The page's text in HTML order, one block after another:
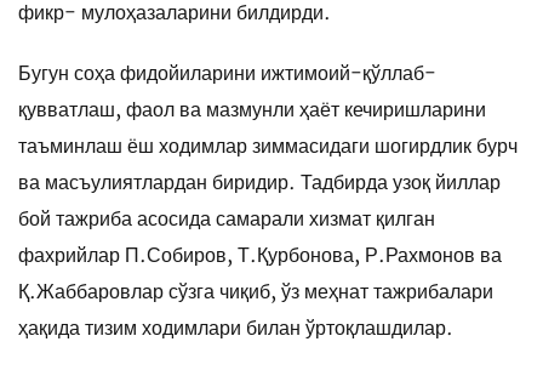
фикр- мулоҳазаларини билдирди.
Бугун соҳа фидойиларини ижтимоий-қўллаб-
қувватлаш, фаол ва мазмунли ҳаёт кечиришларини
таъминлаш ёш ходимлар зиммасидаги шогирдлик бурч
ва масъулиятлардан биридир. Тадбирда узоқ йиллар
бой тажриба асосида самарали хизмат қилган
фахрийлар П.Собиров, Т.Қурбонова, Р.Рахмонов ва
Қ.Жаббаровлар сўзга чиқиб, ўз меҳнат тажрибалари
ҳақида тизим ходимлари билан ўртоқлашдилар.